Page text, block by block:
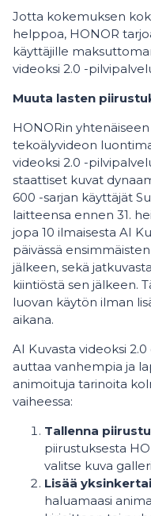
Jotta kokemuksen
helppoa, HONOR
käyttäjille
videoksi 2.0 -
Muuta lasten
HONORin
tekoälyvideon
videoksi 2.0 -
staattiset kuvat
600 -sarjan käyttäjät
laitteensa ennen 31.
jopa 10 ilmaisesta AI
päivässä
jälkeen, sekä
kiintiöstä sen jälkeen.
luovan käytön ilman
aikana.
AI Kuvasta videoksi
auttaa vanhempia ja
animoituja tarinoita
vaiheessa:
Tallenna
piirustuksesta
valitse kuva
Lisää
haluamaasi